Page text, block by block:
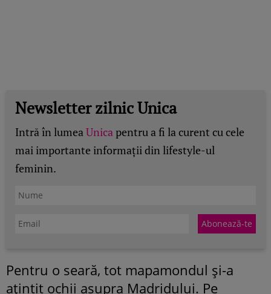
Newsletter zilnic Unica
Intră în lumeaUnicapentru a fi la curent cu cele
mai importante informații din lifestyle-ul
feminin.
Pentru o seară, tot mapamondul şi-a
aţintit ochii asupra Madridului. Pe